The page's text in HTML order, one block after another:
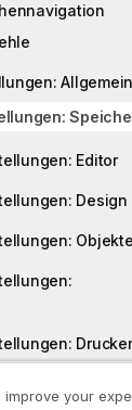
Allgemein
Editor
Design
Objekte
improve your